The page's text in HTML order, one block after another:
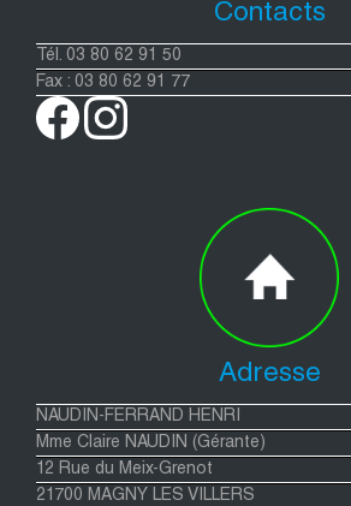
Contacts
Tél. 03 80 62 91 50
Fax : 03 80 62 91 77
Adresse
NAUDIN-FERRAND HENRI
Mme Claire NAUDIN (Gérante)
12 Rue du Meix-Grenot
21700 MAGNY LES VILLERS